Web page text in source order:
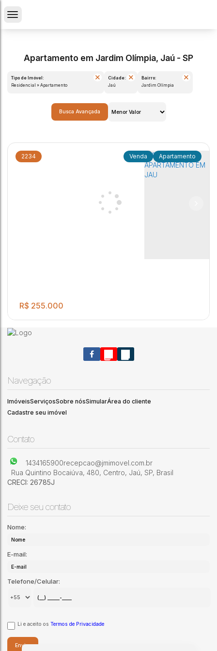
Apartamento em Jardim Olímpia, Jaú - SP
Tipo de Imóvel:
Residencial » Apartamento
Cidade:
Jaú
Bairro:
Jardim Olímpia
Busca Avançada
2234 Apartamento
R$ 255.000
Jardim Olímpia
Navegação
ImóveisServiçosSobre nósSimularÁrea do cliente
Cadastre seu imóvel
Contato
1434165900recepcao@jmimovel.com.br
Rua Quintino Bocaiúva, 480, Centro, Jaú, SP, Brasil
CRECI: 26785J
Deixe seu contato
Nome:
E-mail:
Telefone/Celular:
Li e aceito os Termos de Privacidade